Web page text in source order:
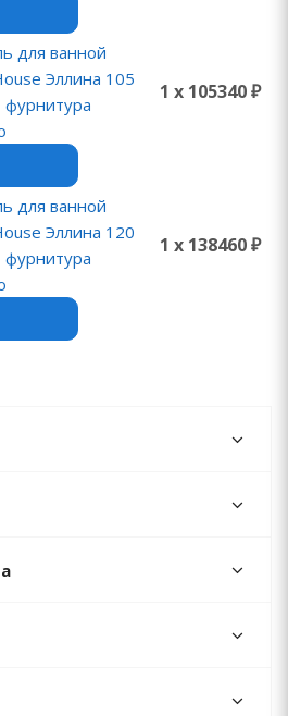
для ванной
Эллина 105
фурнитура
1 x 105340 ₽
для ванной
Эллина 120
фурнитура
1 x 138460 ₽